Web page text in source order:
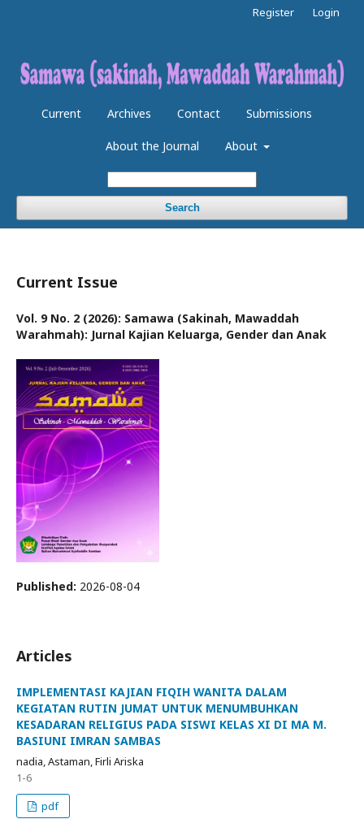
Current Archives Contact Submissions
About the Journal About
Search
Register Login
Current Issue
Vol. 9 No. 2 (2026): Samawa (Sakinah, Mawaddah
Warahmah): Jurnal Kajian Keluarga, Gender dan Anak
Published: 2026-08-04
Articles
IMPLEMENTASI KAJIAN FIQIH WANITA DALAM
KEGIATAN RUTIN JUMAT UNTUK MENUMBUHKAN
KESADARAN RELIGIUS PADA SISWI KELAS XI DI MA M.
BASIUNI IMRAN SAMBAS
nadia, Astaman, Firli Ariska
1-6
pdf